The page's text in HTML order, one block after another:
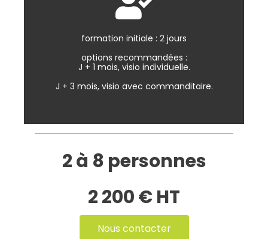
formation initiale : 2 jours
options recommandées :
J + 1 mois, visio individuelle.
J + 3 mois, visio avec commanditaire.
2 à 8 personnes
2 200 € HT
Nous contacter